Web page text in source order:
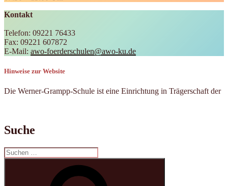
Kontakt
Telefon: 09221 76433
Fax: 09221 607872
E-Mail: awo-foerderschulen@awo-ku.de
Hinweise zur Website
Die Werner-Grampp-Schule ist eine Einrichtung in Trägerschaft der
Suche
Suchen
nach: